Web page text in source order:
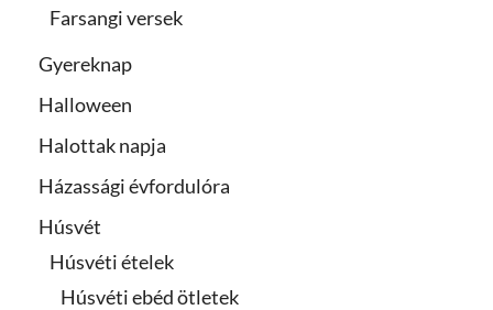
Farsangi versek
Gyereknap
Halloween
Halottak napja
Házassági évfordulóra
Húsvét
Húsvéti ételek
Húsvéti ebéd ötletek